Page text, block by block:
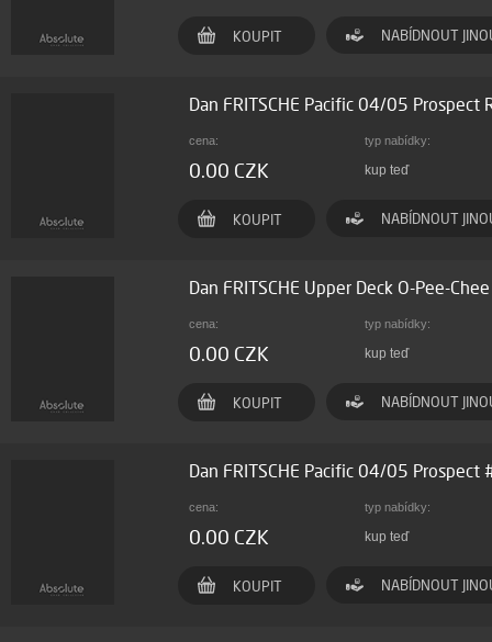
KOUPIT NABÍDNOUT
Dan FRITSCHE Pacific 04/05 Prospect
cena: typ nabídky:
0.00 CZK kup teď
KOUPIT NABÍDNOUT
Dan FRITSCHE Upper Deck O-Pee-
cena: typ nabídky:
0.00 CZK kup teď
KOUPIT NABÍDNOUT
Dan FRITSCHE Pacific 04/05 Prospect
cena: typ nabídky:
0.00 CZK kup teď
KOUPIT NABÍDNOUT